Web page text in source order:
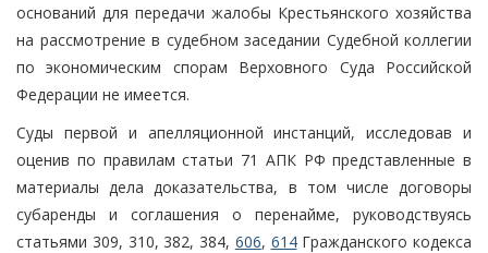
оснований для передачи жалобы Крестьянского хозяйства
на рассмотрение в судебном заседании Судебной коллегии
по экономическим спорам Верховного Суда Российской
Федерации не имеется.
Суды первой и апелляционной инстанций, исследовав и
оценив по правилам статьи 71 АПК РФ представленные в
материалы дела доказательства, в том числе договоры
субаренды и соглашения о перенайме, руководствуясь
статьями 309, 310, 382, 384, 606, 614Гражданского кодекса